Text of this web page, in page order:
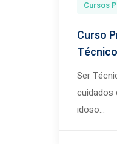
Cursos
Curso
Ser
cuidados
idoso...